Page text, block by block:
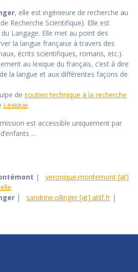
, elle est ingénieure de recherche au
Recherche Scientifique). Elle est
Langage. Elle met au point des
la langue française à travers des
écrits scientifiques, romans, etc.).
au lexique du français, c’est à dire
la langue et aux différentes façons de
de soutien technique à la recherche
Lexique.
est accessible uniquement par
…
| veronique.montemont [at]
| sandrine.ollinger [at] atilf.fr|